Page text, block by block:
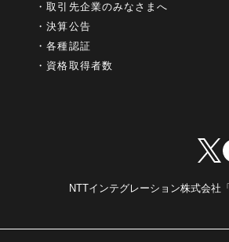
取引先企業のみなさまへ
決算公告
各種認証
資格取得者数
NTTインテグレーション株式会社「